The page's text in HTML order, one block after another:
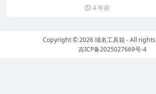
4 年前
Copyright © 2026域名工具箱 - All
吉ICP备2025027669号-4